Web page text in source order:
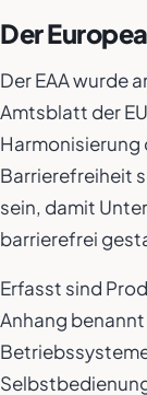
Der
Der EAA wurde
Amtsblatt der
Harmonisierung
Barrierefreiheit
sein, damit
barrierefrei
Erfasst sind
Anhang